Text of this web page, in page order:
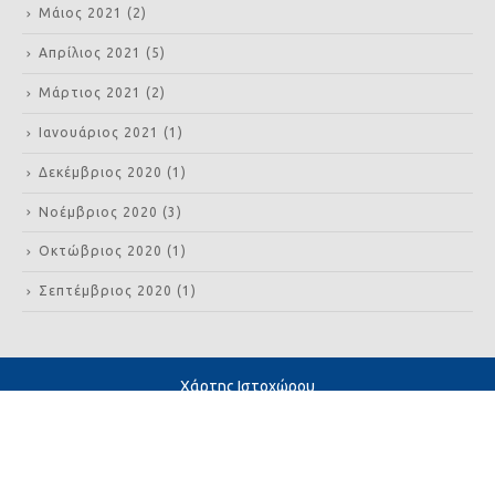
Μάιος 2021 (2)
Απρίλιος 2021 (5)
Μάρτιος 2021 (2)
Ιανουάριος 2021 (1)
Δεκέμβριος 2020 (1)
Νοέμβριος 2020 (3)
Οκτώβριος 2020 (1)
Σεπτέμβριος 2020 (1)
Χάρτης Ιστοχώρου